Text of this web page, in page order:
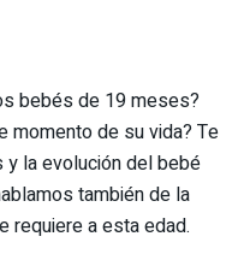
bebés de 19 meses?
momento de su vida? Te
la evolución del bebé
también de la
requiere a esta edad.